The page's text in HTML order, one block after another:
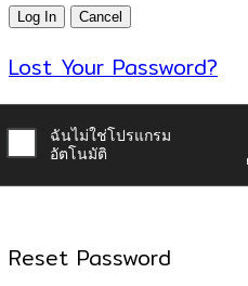
Lost Your Password?
Reset Password